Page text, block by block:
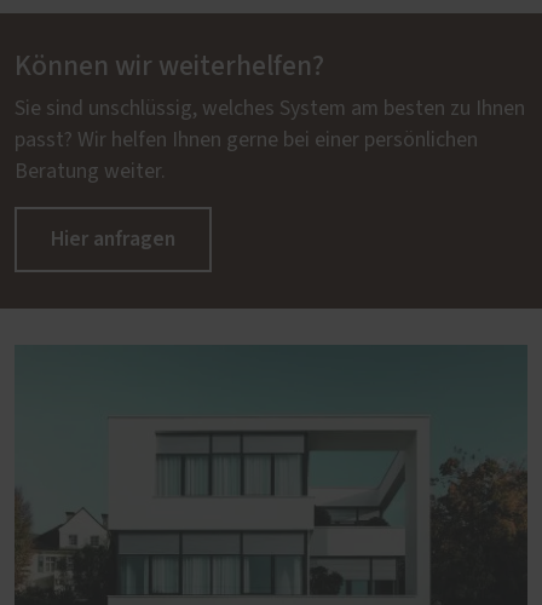
Können wir weiterhelfen?
Sie sind unschlüssig, welches System am besten zu Ihnen
passt? Wir helfen Ihnen gerne bei einer persönlichen
Beratung weiter.
Hier anfragen